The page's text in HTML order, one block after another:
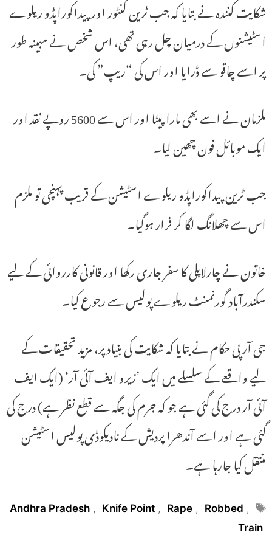
شکایت کنندہ نے بتایا کہ جب ٹرین گنٹور اور پیداکوراپڈو ریلوے
اسٹیشنوں کے درمیان چل رہی تھی، اس شخص نے مبینہ طور
پر اسے چاقو سے ڈرایا اور اس کی “ریپ” کی۔
ملزمان نے اسے بھی مارا پیٹا اور اس سے 5600 روپے نقد اور
ایک موبائل فون چھین لیا۔
جب ٹرین پیداکوراپڈو ریلوے اسٹیشن کے قریب پہنچی تو ملزم
اس سے چھلانگ لگا کر فرار ہوگیا۔
خاتون نے چارلاپلی کا سفر جاری رکھا اور قانونی کارروائی کے لیے
سکندرآباد گورنمنٹ ریلوے پولیس سے رجوع کیا۔
جی آر پی حکام نے بتایا کہ شکایت کی بنیاد پر، مزید تحقیقات کے
لیے واقعے کے سلسلے میں ایک ’زیرو ایف آئی آر‘ (ایک ایف
آئی آر درج کی گئی ہے جو کہ جرم کی جگہ سے قطع نظر ہے) درج کی
گئی ہے اور اسے آندھرا پردیش کے نادیکوڈی پولیس اسٹیشن
منتقل کیا جارہا ہے۔
Tags
Andhra Pradesh , Knife Point , Rape , Robbed ,
Train